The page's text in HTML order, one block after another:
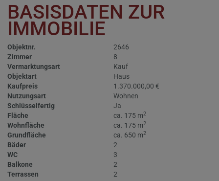
BASISDATEN ZUR
IMMOBILIE
Objektnr.
2646
Zimmer
8
Vermarktungsart
Kauf
Objektart
Haus
Kaufpreis
1.370.000,00 €
Nutzungsart
Wohnen
Schlüsselfertig
Ja
Fläche
ca. 175 m2
Wohnfläche ca. 175 m2
Grundfläche ca. 650 m2
Bäder
2
WC
3
Balkone
2
Terrassen
2